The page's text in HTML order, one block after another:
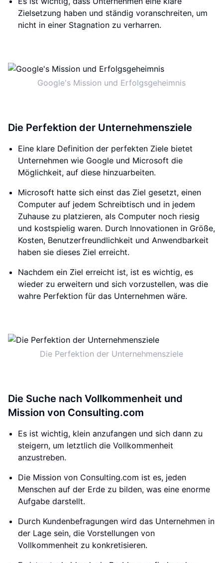
Zielsetzung haben und ständig voranschreiten, um
nicht in einer Stagnation zu verharren.
Google's Mission und Erfolgsgeheimnis
Die Perfektion der Unternehmensziele
Eine klare Definition der perfekten Ziele bietet
Unternehmen wie Google und Microsoft die
Möglichkeit, auf diese hinzuarbeiten.
Microsoft hatte sich einst das Ziel gesetzt, einen
Computer auf jedem Schreibtisch und in jedem
Zuhause zu platzieren, als Computer noch riesig
und kostspielig waren. Durch Innovationen in Größe,
Kosten, Benutzerfreundlichkeit und Anwendbarkeit
haben sie dieses Ziel erreicht.
Nachdem ein Ziel erreicht ist, ist es wichtig, es
wieder zu erweitern und sich vorzustellen, was die
wahre Perfektion für das Unternehmen wäre.
Die Perfektion der Unternehmensziele
Die Suche nach Vollkommenheit und
Mission von Consulting.com
Es ist wichtig, klein anzufangen und sich dann zu
steigern, um letztlich die Vollkommenheit
anzustreben.
Die Mission von Consulting.com ist es, jeden
Menschen auf der Erde zu bilden, was eine enorme
Aufgabe darstellt.
Durch Kundenbefragungen wird das Unternehmen in
der Lage sein, die Vorstellungen von
Vollkommenheit zu konkretisieren.